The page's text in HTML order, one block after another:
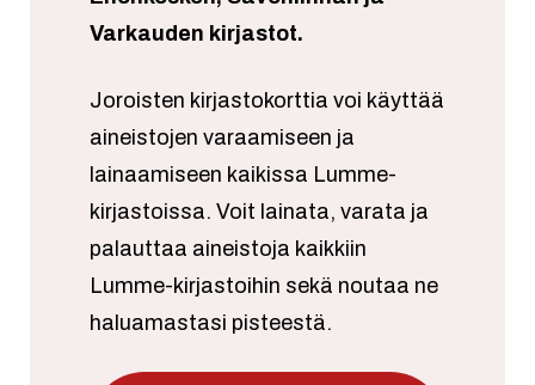
Varkauden kirjastot.
Joroisten kirjastokorttia voi käyttää
aineistojen varaamiseen ja
lainaamiseen kaikissa Lumme-
kirjastoissa. Voit lainata, varata ja
palauttaa aineistoja kaikkiin
Lumme-kirjastoihin sekä noutaa ne
haluamastasi pisteestä.